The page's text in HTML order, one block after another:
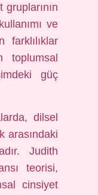
gruplarının
ve
farklılıklar
toplumsal
güç
dilsel
arasındaki
Judith
teorisi,
cinsiyet